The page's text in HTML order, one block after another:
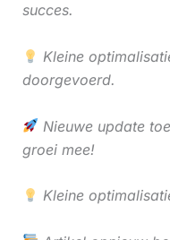
succes.
Kleine
doorgevoerd.
Nieuwe update
groei mee!
Kleine